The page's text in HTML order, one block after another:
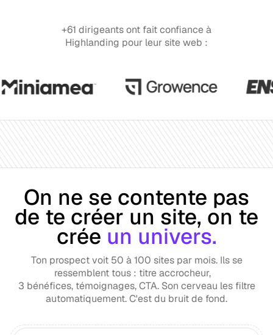
+61 dirigeants ont fait confiance à
Highlanding pour leur site web :
On ne se contente pas
de te créer un site, on te
crée un univers.
Ton prospect voit 50 à 100 sites par mois. Ils se
ressemblent tous : titre accrocheur,
3 bénéfices, témoignages, CTA. Son cerveau les filtre
automatiquement. C'est du bruit de fond.